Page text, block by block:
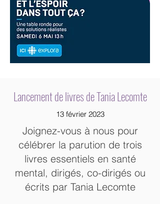
Lancement de livres de Tania Lecomte
13 février 2023
Joignez-vous à nous pour
célébrer la parution de trois
livres essentiels en santé
mental, dirigés, co-dirigés ou
écrits par Tania Lecomte